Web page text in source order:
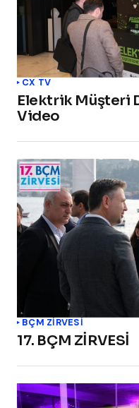
CX TV
Elektrik Müşteri
Video
BÇM ZİRVESİ
17. BÇM ZİRVESİ